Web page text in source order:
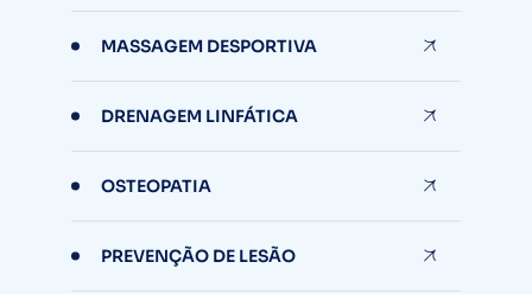
MASSAGEM DESPORTIVA
DRENAGEM LINFÁTICA
OSTEOPATIA
PREVENÇÃO DE LESÃO